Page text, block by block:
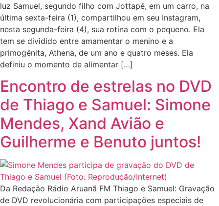
luz Samuel, segundo filho com Jottapê, em um carro, na
última sexta-feira (1), compartilhou em seu Instagram,
nesta segunda-feira (4), sua rotina com o pequeno. Ela
tem se dividido entre amamentar o menino e a
primogênita, Athena, de um ano e quatro meses. Ela
definiu o momento de alimentar […]
Encontro de estrelas no DVD
de Thiago e Samuel: Simone
Mendes, Xand Avião e
Guilherme e Benuto juntos!
Da Redação Rádio Aruanã FM Thiago e Samuel: Gravação
de DVD revolucionária com participações especiais de